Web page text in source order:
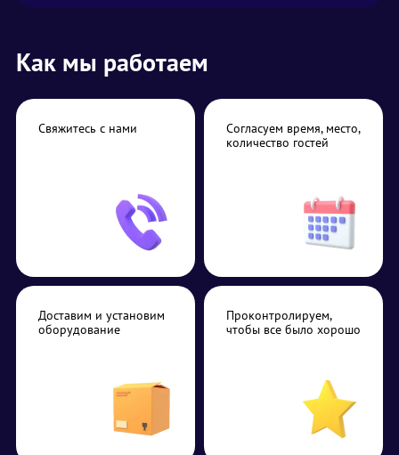
Как мы работаем
Свяжитесь с нами
Согласуем время, место,
количество гостей
Доставим и установим
оборудование
Проконтролируем,
чтобы все было хорошо